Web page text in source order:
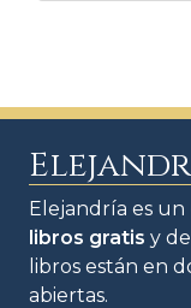
Elejandría es
libros gratis y
libros están en
abiertas.